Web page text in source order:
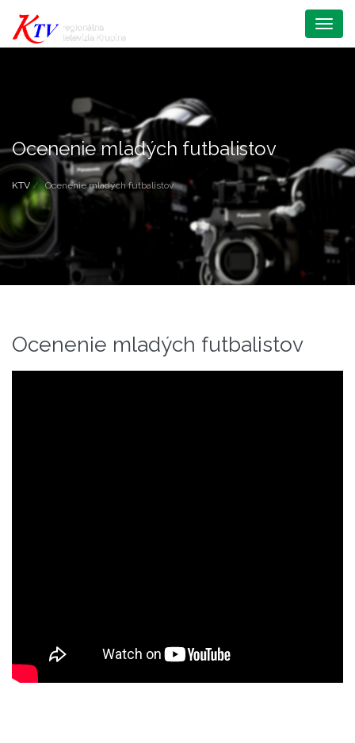
Menu
Ocenenie mladých futbalistov
KTV Ocenenie mladých futbalistov
Ocenenie mladých futbalistov